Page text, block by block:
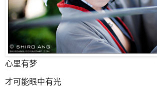
心里有梦
才可能眼中有光